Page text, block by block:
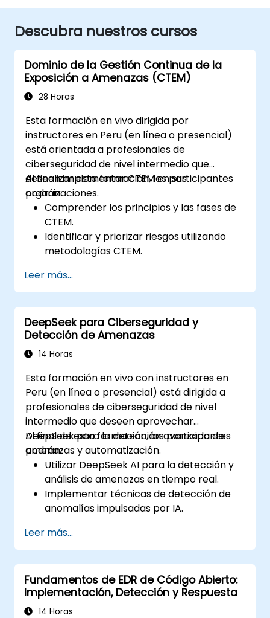
Descubra nuestros cursos
Dominio de la Gestión Continua de la
Exposición a Amenazas (CTEM)
28 Horas
Esta formación en vivo dirigida por
instructores en Peru (en línea o presencial)
está orientada a profesionales de
ciberseguridad de nivel intermedio que
deseen implementar CTEM en sus
organizaciones.
Al finalizar esta formación, los participantes
podrán:
Comprender los principios y las fases de
CTEM.
Identificar y priorizar riesgos utilizando
metodologías CTEM.
protocolos de seguridad existentes.
Utilizar herramientas y tecnologías para
la gestión continua de amenazas.
Desarrollar estrategias para validar y
mejorar continuamente las medidas de
seguridad.
Leer más...
DeepSeek para Ciberseguridad y
Detección de Amenazas
14 Horas
Esta formación en vivo con instructores en
Peru (en línea o presencial) está dirigida a
profesionales de ciberseguridad de nivel
intermedio que deseen aprovechar
DeepSeek para la detección avanzada de
amenazas y automatización.
Al final de esta formación, los participantes
podrán:
Utilizar DeepSeek AI para la detección y
análisis de amenazas en tiempo real.
Implementar técnicas de detección de
anomalías impulsadas por IA.
seguridad utilizando DeepSeek.
Integrar DeepSeek en marcos de
ciberseguridad existentes.
Leer más...
Fundamentos de EDR de Código Abierto:
Implementación, Detección y Respuesta
14 Horas